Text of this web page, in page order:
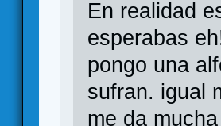
En realidad
esperabas
pongo una
sufran. igual
me da